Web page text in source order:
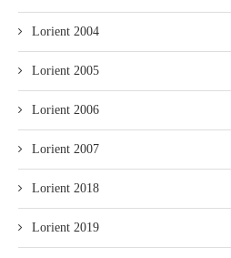
Lorient 2004
Lorient 2005
Lorient 2006
Lorient 2007
Lorient 2018
Lorient 2019